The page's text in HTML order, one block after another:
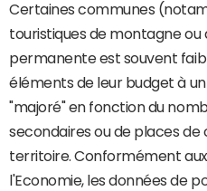
Certaines communes
touristiques de montagne
permanente est souvent
éléments de leur budget à
"majoré" en fonction du
secondaires ou de places
territoire. Conformément
l'Economie, les données de